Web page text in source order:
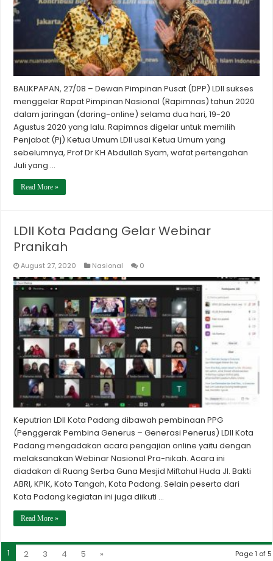
BALIKPAPAN, 27/08 – Dewan Pimpinan Pusat (DPP) LDII sukses
menggelar Rapat Pimpinan Nasional (Rapimnas) tahun 2020
dalam jaringan (daring-online) selama dua hari, 19-20
Agustus 2020 yang lalu. Rapimnas digelar untuk memilih
Penjabat (Pj) Ketua Umum LDII usai Ketua Umum yang
sebelumnya, Prof Dr KH Abdullah Syam, wafat pertengahan
Juli yang …
Read More »
LDII Kota Padang Gelar Webinar
Pranikah
August 27, 2020 Nasional 0
Keputrian LDII Kota Padang dibawah pembinaan PPG
(Penggerak Pembina Generus – Generasi Penerus) LDII Kota
Padang mengadakan acara pengajian online yaitu dengan
melaksanakan Webinar Nasional Pra-nikah. Acara ini
diadakan di Ruang Serba Guna Mesjid Miftahul Huda Jl. Bakti
ABRI, KPIK, Koto Tangah, Kota Padang. Selain peserta dari
Kota Padang kegiatan ini juga diikuti …
Read More »
Page 1 of 5
1 2 3 4 5 »